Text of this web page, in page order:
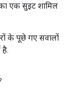
एक सुइट शामिल
के पूछे गए सवालों
है.